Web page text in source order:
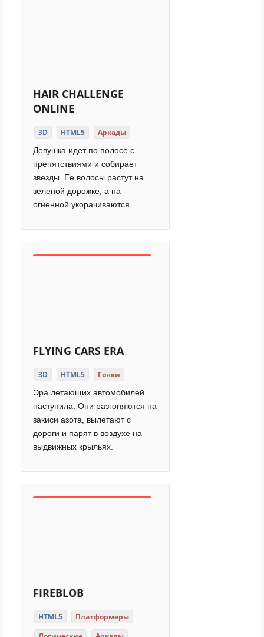
HAIR CHALLENGE
ONLINE
3D HTML5 Аркады
Девушка идет по полосе с
препятствиями и собирает
звезды. Ее волосы растут на
зеленой дорожке, а на
огненной укорачиваются.
FLYING CARS ERA
3D HTML5 Гонки
Эра летающих автомобилей
наступила. Они разгоняются на
закиси азота, вылетают с
дороги и парят в воздухе на
выдвижных крыльях.
FIREBLOB
HTML5
Платформеры